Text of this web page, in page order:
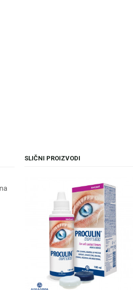
SLIČNI PROIZVODI